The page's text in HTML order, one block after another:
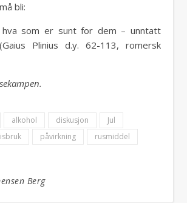
bli:
som er sunt for dem – unntatt
Plinius d.y. 62-113, romersk
alkohol diskusjon
Jul
påvirkning
rusmiddel
Berg